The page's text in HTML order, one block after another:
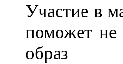
Участие в
поможет не